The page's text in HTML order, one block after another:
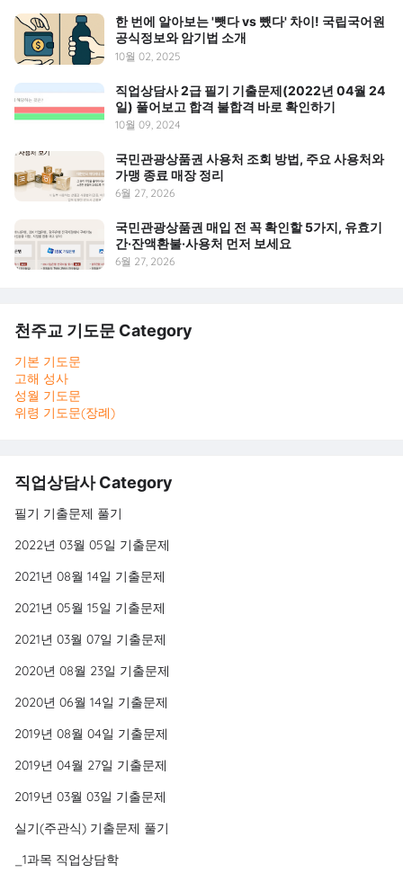
한 번에 알아보는 '뺏다 vs 뺐다' 차이! 국립국어원
공식정보와 암기법 소개
10월 02, 2025
직업상담사 2급 필기 기출문제(2022년 04월 24
일) 풀어보고 합격 불합격 바로 확인하기
10월 09, 2024
국민관광상품권 사용처 조회 방법, 주요 사용처와
가맹 종료 매장 정리
6월 27, 2026
국민관광상품권 매입 전 꼭 확인할 5가지, 유효기
간·잔액환불·사용처 먼저 보세요
6월 27, 2026
천주교 기도문 Category
기본 기도문
고해 성사
성월 기도문
위령 기도문(장례)
직업상담사 Category
필기 기출문제 풀기
2022년 03월 05일 기출문제
2021년 08월 14일 기출문제
2021년 05월 15일 기출문제
2021년 03월 07일 기출문제
2020년 08월 23일 기출문제
2020년 06월 14일 기출문제
2019년 08월 04일 기출문제
2019년 04월 27일 기출문제
2019년 03월 03일 기출문제
실기(주관식) 기출문제 풀기
_1과목 직업상담학